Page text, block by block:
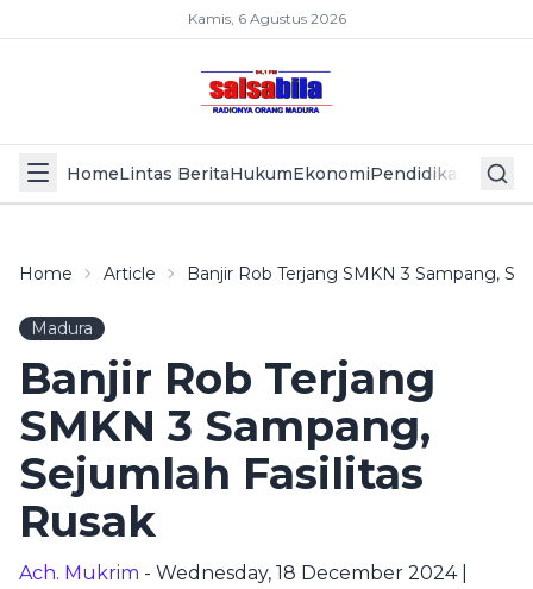
Kamis, 6 Agustus 2026
HomeLintas BeritaHukumEkonomiPendidikan Politik
Home Article Banjir Rob Terjang SMKN 3 Sampang,
Madura
Banjir Rob Terjang
SMKN 3 Sampang,
Sejumlah Fasilitas
Rusak
Ach. Mukrim - Wednesday, 18 December 2024 |